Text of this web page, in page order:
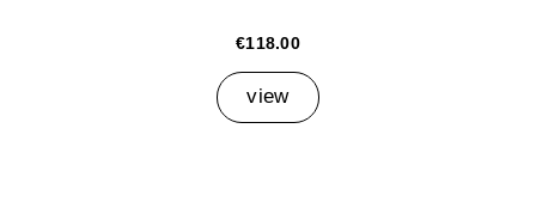
€118.00
view